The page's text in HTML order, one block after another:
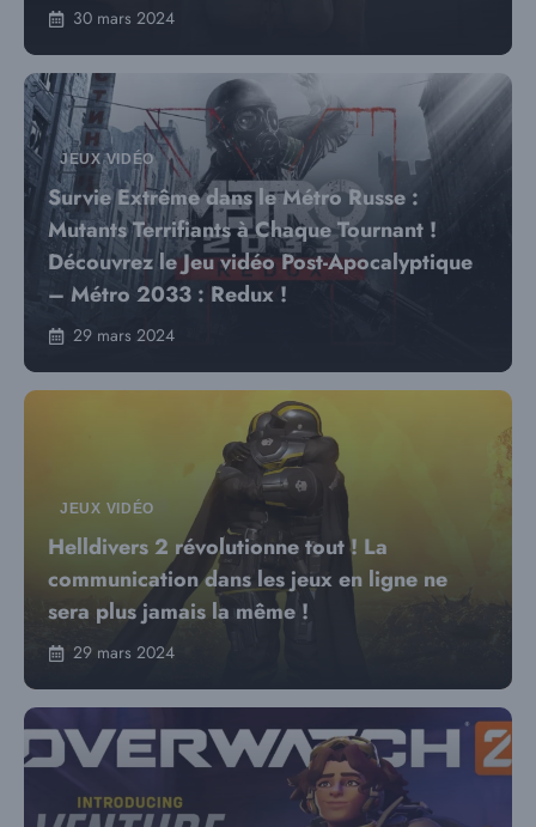
30 mars 2024
JEUX VIDÉO
Survie Extrême dans le Métro Russe :
Mutants Terrifiants à Chaque Tournant !
Découvrez le Jeu vidéo Post-Apocalyptique
– Métro 2033 : Redux !
29 mars 2024
JEUX VIDÉO
Helldivers 2 révolutionne tout ! La
communication dans les jeux en ligne ne
sera plus jamais la même !
29 mars 2024